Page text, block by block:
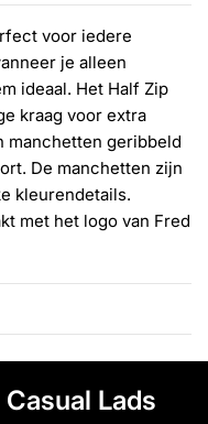
voor iedere
je alleen
ideaal. Het Half Zip
kraag voor extra
manchetten geribbeld
De manchetten zijn
kleurendetails.
met het logo van Fred
Lads